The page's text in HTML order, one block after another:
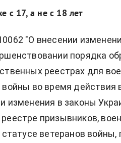
с 17, а не с 18 лет
"О внесении
порядка
реестрах для
войны во время действия
изменения в законы
призывников,
ветеранов войны,